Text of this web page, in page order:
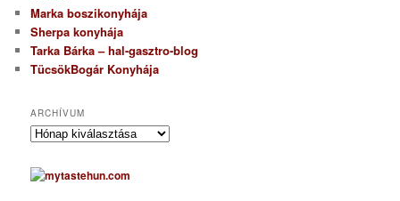
Marka boszikonyhája
Sherpa konyhája
Tarka Bárka – hal-gasztro-blog
TücsökBogár Konyhája
ARCHÍVUM
A
c
h